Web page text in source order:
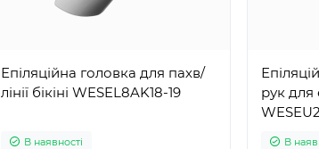
Епіляційна головка для пахв/
лінії бікіні WESEL8AK18-19
В наявності
рук для
В